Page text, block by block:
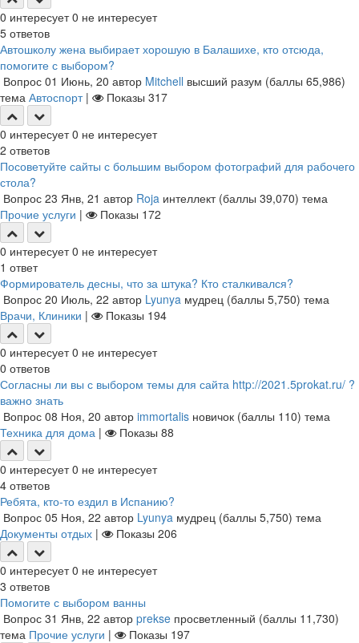
0 интересует 0 не интересует
5 ответов
Автошколу жена выбирает хорошую в Балашихе, кто отсюда,
помогите с выбором?
Вопрос 01 Июнь, 20 автор Mitchell высший разум (баллы 65,986)
тема Автоспорт | Показы 317
0 интересует 0 не интересует
2 ответов
Посоветуйте сайты с большим выбором фотографий для рабочего
стола?
Вопрос 23 Янв, 21 автор Roja интеллект (баллы 39,070) тема
Прочие услуги | Показы 172
0 интересует 0 не интересует
1 ответ
Формирователь десны, что за штука? Кто сталкивался?
Вопрос 20 Июль, 22 автор Lyunya мудрец (баллы 5,750) тема
Врачи, Клиники | Показы 194
0 интересует 0 не интересует
0 ответов
Согласны ли вы с выбором темы для сайта http://2021.5prokat.ru/ ?
важно знать
Вопрос 08 Ноя, 20 автор immortalis новичок (баллы 110) тема
Техника для дома | Показы 88
0 интересует 0 не интересует
4 ответов
Ребята, кто-то ездил в Испанию?
Вопрос 05 Ноя, 22 автор Lyunya мудрец (баллы 5,750) тема
Документы отдых | Показы 206
0 интересует 0 не интересует
3 ответов
Помогите с выбором ванны
Вопрос 31 Янв, 22 автор prekse просветленный (баллы 11,730)
тема Прочие услуги | Показы 197